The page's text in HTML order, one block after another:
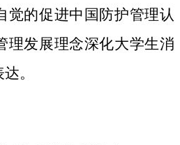
觉的促进中国防护管理认
理发展理念深化大学生消
。